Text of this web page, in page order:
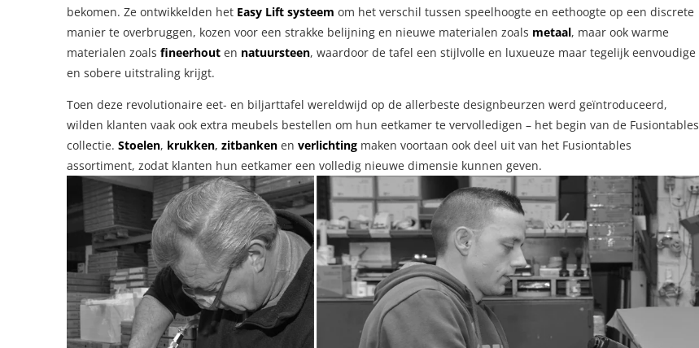
bekomen. Ze ontwikkelden het Easy Lift systeem om het verschil tussen speelhoogte en eethoogte op een discrete
manier te overbruggen, kozen voor een strakke belijning en nieuwe materialen zoals metaal, maar ook warme
materialen zoals fineerhout en natuursteen, waardoor de tafel een stijlvolle en luxueuze maar tegelijk eenvoudige
en sobere uitstraling krijgt.
Toen deze revolutionaire eet- en biljarttafel wereldwijd op de allerbeste designbeurzen werd geïntroduceerd,
wilden klanten vaak ook extra meubels bestellen om hun eetkamer te vervolledigen – het begin van de Fusiontables
collectie. Stoelen, krukken, zitbanken en verlichting maken voortaan ook deel uit van het Fusiontables
assortiment, zodat klanten hun eetkamer een volledig nieuwe dimensie kunnen geven.